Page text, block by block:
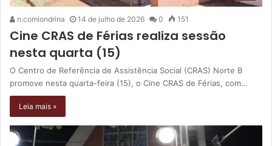
n.comlondrina 14 de julho de 2026 0 151
Cine CRAS de Férias realiza sessão
nesta quarta (15)
O Centro de Referência de Assistência Social (CRAS) Norte B
promove nesta quarta-feira (15), o Cine CRAS de Férias, com…
Leia mais »